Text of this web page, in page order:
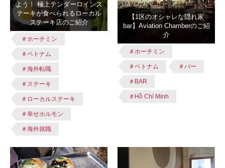
よう！ 極上テンダーロインス
テーキが食べられるローカル
ステーキ店のご紹介
＃ホーチミン
＃ベトナム
＃海外転職
＃ステーキ
＃ローカルステーキ
＃幸せホルモン
＃海外就職
【1区のオシャレな隠れ家
bar】Aviation Chamberのご紹
介
＃ホーチミン
＃ベトナム ＃バー
＃BAR
＃Hồ Chí Minh